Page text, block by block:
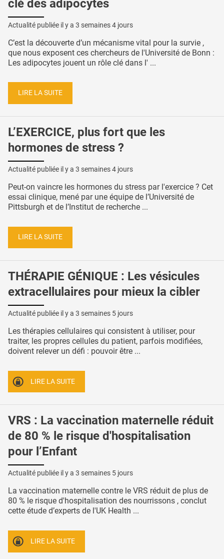
clé des adipocytes
Actualité publiée il y a 3 semaines 4 jours
C’est la découverte d’un mécanisme vital pour la survie ,
que nous exposent ces chercheurs de l'Université de Bonn :
Les adipocytes jouent un rôle clé dans l' ...
LIRE LA SUITE
L’EXERCICE, plus fort que les
hormones de stress ?
Actualité publiée il y a 3 semaines 4 jours
Peut-on vaincre les hormones du stress par l'exercice ? Cet
essai clinique, mené par une équipe de l’Université de
Pittsburgh et de l’Institut de recherche ...
LIRE LA SUITE
THÉRAPIE GÉNIQUE : Les vésicules
extracellulaires pour mieux la cibler
Actualité publiée il y a 3 semaines 5 jours
Les thérapies cellulaires qui consistent à utiliser, pour
traiter, les propres cellules du patient, parfois modifiées,
doivent relever un défi : pouvoir être ...
LIRE LA SUITE
VRS : La vaccination maternelle réduit
de 80 % le risque d'hospitalisation
pour l’Enfant
Actualité publiée il y a 3 semaines 5 jours
La vaccination maternelle contre le VRS réduit de plus de
80 % le risque d'hospitalisation des nourrissons , conclut
cette étude d’experts de l'UK Health ...
LIRE LA SUITE